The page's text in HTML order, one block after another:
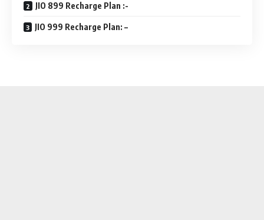
JIO 899 Recharge Plan :-
JIO 999 Recharge Plan: –